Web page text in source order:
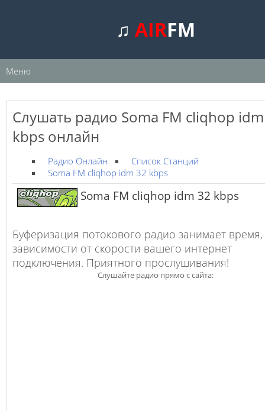
♫AIRFM
Меню
Слушать радио Soma FM cliqhop
kbps онлайн
Радио Онлайн
Список Станций
Soma FM cliqhop idm 32 kbps
Soma FM cliqhop idm 32 kbps
Буферизация потокового радио занимает время,
зависимости от скорости вашего интернет
подключения. Приятного прослушивания!
Слушайте радио прямо с сайта: